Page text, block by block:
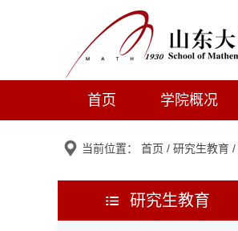
首页 学院概况
当前位置： 首页 / 研究生教育 /
研究生教育